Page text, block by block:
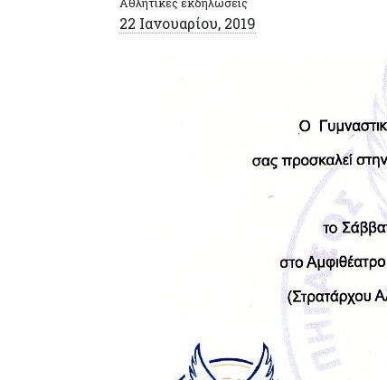
22 Ιανουαρίου, 2019